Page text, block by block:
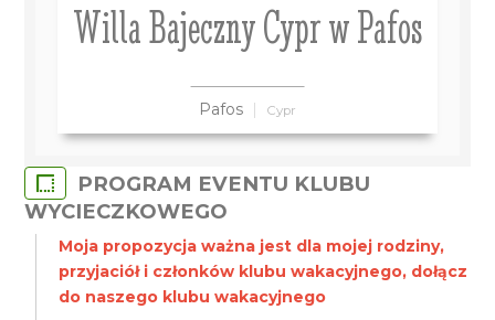
Willa Bajeczny Cypr w Pafos
Pafos Cypr
PROGRAM EVENTU KLUBU
WYCIECZKOWEGO
Moja propozycja ważna jest dla mojej rodziny,
przyjaciół i członków klubu wakacyjnego, dołącz
do naszego klubu wakacyjnego